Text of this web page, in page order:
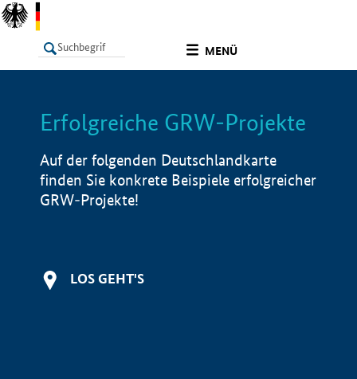
MENÜ
LISTE Info
Erfolgreiche GRW-Projekte
Auf der folgenden Deutschlandkarte
finden Sie konkrete Beispiele erfolgreicher
GRW-Projekte!
LOS GEHT'S